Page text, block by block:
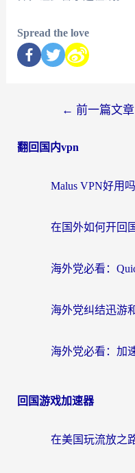
Spread the love
← 前一篇文章
翻回国内vpn
回国游戏加速器